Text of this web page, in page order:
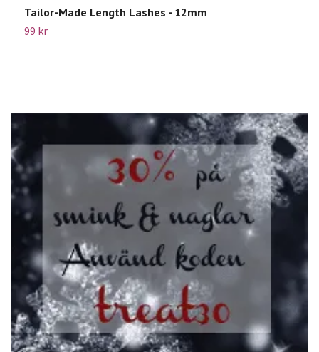
Tailor-Made Length Lashes - 12mm
99 kr